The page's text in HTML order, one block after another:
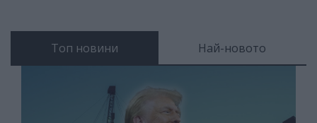
Топ новини Най-новото